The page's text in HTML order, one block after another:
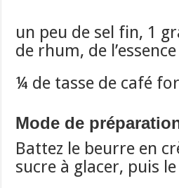
un peu de sel fin, 1
de rhum, de
¼ de tasse de café
Mode de
Battez le beurre en
sucre à glacer, puis